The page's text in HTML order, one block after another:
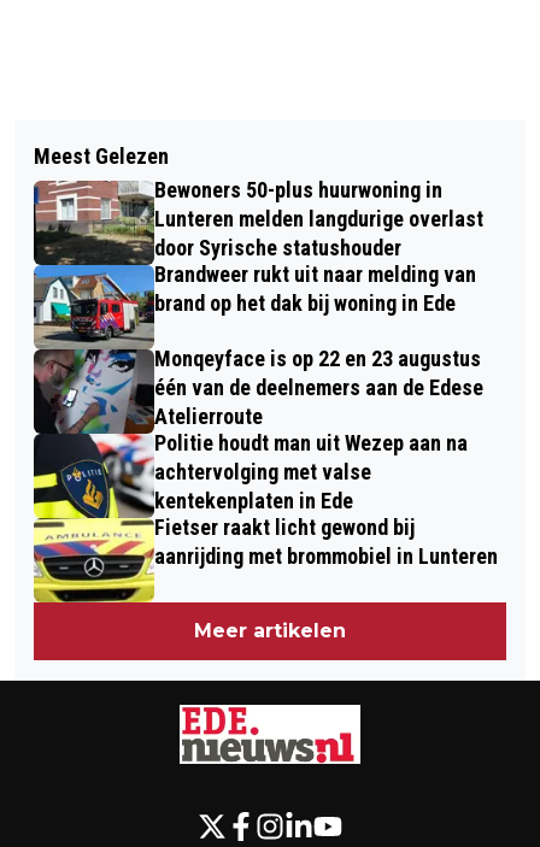
BRANDWEER REDT HONDEN UIT
BESTELBUS NA ONGEVAL
A12: GROOT ONDERHOUD TUSSEN
UTRECHT EN VEENENDAAL
Meest Gelezen
Bewoners 50-plus huurwoning in
Lunteren melden langdurige overlast
door Syrische statushouder
Brandweer rukt uit naar melding van
brand op het dak bij woning in Ede
Monqeyface is op 22 en 23 augustus
één van de deelnemers aan de Edese
Atelierroute
Politie houdt man uit Wezep aan na
achtervolging met valse
kentekenplaten in Ede
Fietser raakt licht gewond bij
aanrijding met brommobiel in Lunteren
Meer artikelen